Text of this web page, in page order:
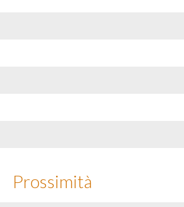
Prossimità